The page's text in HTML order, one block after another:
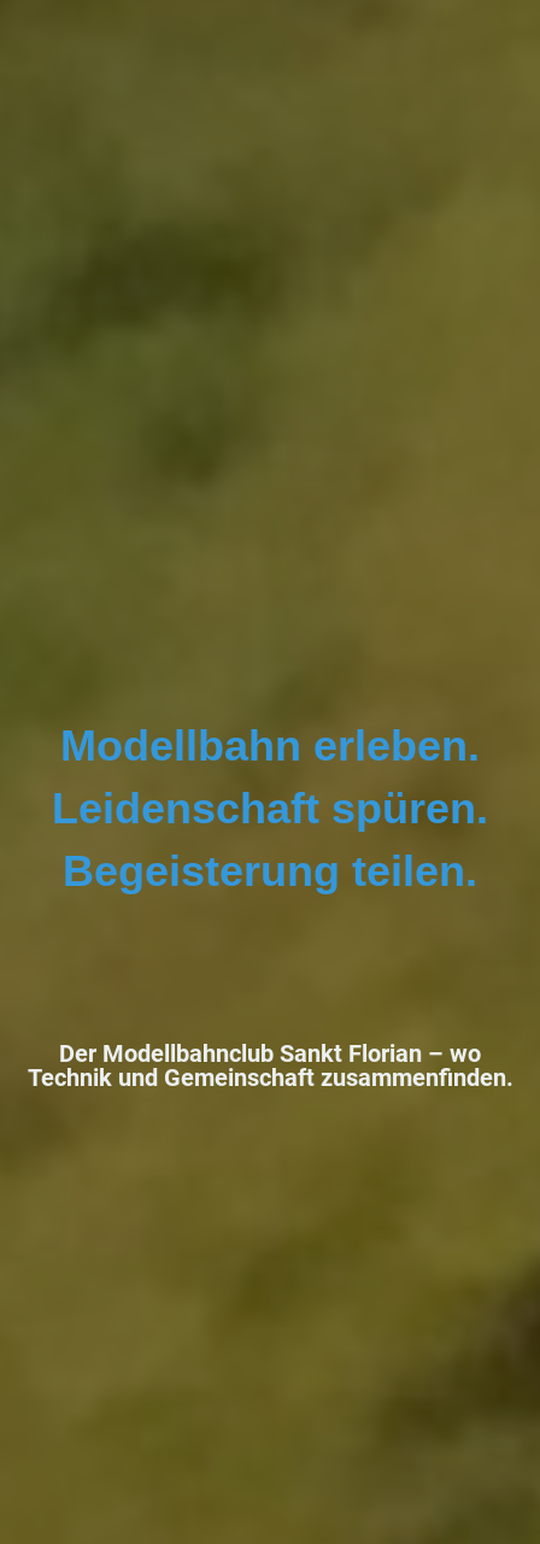
Modellbahn erleben.
Leidenschaft spüren.
Begeisterung teilen.
Der Modellbahnclub Sankt Florian – wo
Technik und Gemeinschaft zusammenfinden.